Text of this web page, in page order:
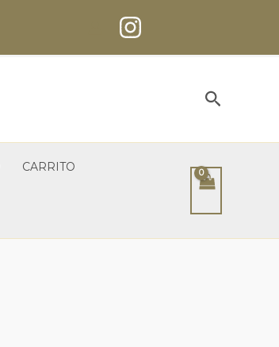
Buscar
CARRITO